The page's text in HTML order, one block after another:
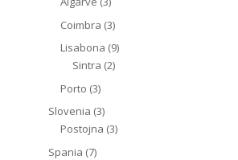
Coimbra (3)
Lisabona (9)
Sintra (2)
Porto (3)
Slovenia (3)
Postojna (3)
Spania (7)